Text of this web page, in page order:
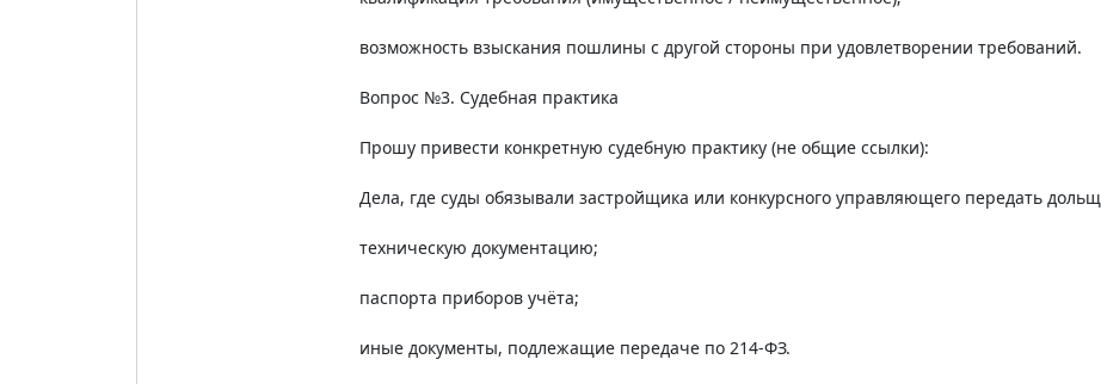
возможность взыскания пошлины с другой стороны при удовлетворении требований.
Вопрос №3. Судебная практика
Прошу привести конкретную судебную практику (не общие ссылки):
Дела, где суды обязывали застройщика или конкурсного управляющего передать
техническую документацию;
паспорта приборов учёта;
иные документы, подлежащие передаче по 214-ФЗ.